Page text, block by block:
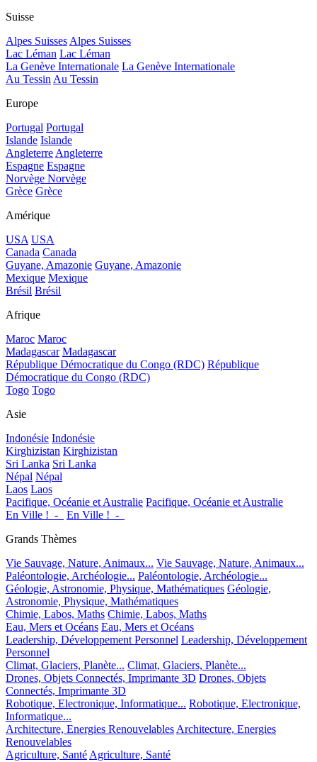
Suisse
Alpes SuissesAlpes Suisses
Lac Léman Lac Léman
La Genève Internationale La Genève Internationale
Au TessinAu Tessin
Europe
Portugal Portugal
Islande Islande
AngleterreAngleterre
Espagne Espagne
Norvège Norvège
Grèce Grèce
Amérique
USA USA
Canada Canada
Guyane, Amazonie Guyane, Amazonie
Mexique Mexique
Brésil Brésil
Afrique
Maroc Maroc
Madagascar Madagascar
République Démocratique du Congo (RDC) République
Démocratique du Congo (RDC)
Togo Togo
Asie
Indonésie Indonésie
Kirghizistan Kirghizistan
Sri Lanka Sri Lanka
Népal Népal
Laos Laos
Pacifique, Océanie et Australie Pacifique, Océanie et Australie
En Ville !_-_
En Ville !_-_
Grands Thèmes
Vie Sauvage, Nature, Animaux... Vie Sauvage, Nature, Animaux...
Paléontologie, Archéologie... Paléontologie, Archéologie...
Géologie, Astronomie, Physique, Mathématiques Géologie,
Astronomie, Physique, Mathématiques
Chimie, Labos, Maths Chimie, Labos, Maths
Eau, Mers et Océans Eau, Mers et Océans
Leadership, Développement Personnel Leadership, Développement
Personnel
Climat, Glaciers, Planète... Climat, Glaciers, Planète...
Drones, Objets Connectés, Imprimante 3D Drones, Objets
Connectés, Imprimante 3D
Robotique, Electronique, Informatique... Robotique, Electronique,
Informatique...
Architecture, Energies RenouvelablesArchitecture, Energies
Renouvelables
Agriculture, SantéAgriculture, Santé